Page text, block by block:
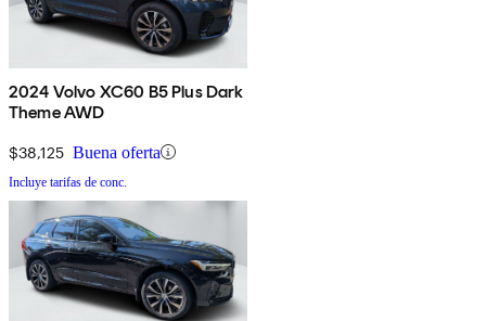
2024 Volvo XC60 B5 Plus Dark
Theme AWD
$38,125 Buena oferta
Incluye tarifas de conc.